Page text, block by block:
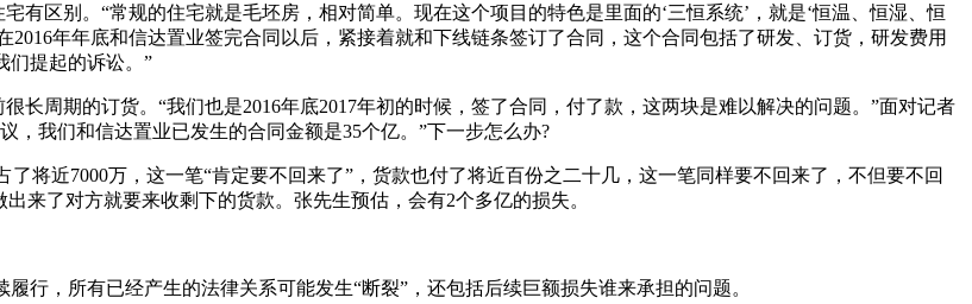
区别。“常规的住宅就是毛坯房，相对简单。现在这个项目的特色是里面的‘三恒系统’，就是‘恒温、恒湿、恒
年年底和信达置业签完合同以后，紧接着就和下线链条签订了合同，这个合同包括了研发、订货，研发费用
们提起的诉讼。”
周期的订货。“我们也是2016年底2017年初的时候，签了合同，付了款，这两块是难以解决的问题。”面对记者
，我们和信达置业已发生的合同金额是35个亿。”下一步怎么办?
近7000万，这一笔“肯定要不回来了”，货款也付了将近百份之二十几，这一笔同样要不回来了，不但要不回
来了对方就要来收剩下的货款。张先生预估，会有2个多亿的损失。
，所有已经产生的法律关系可能发生“断裂”，还包括后续巨额损失谁来承担的问题。